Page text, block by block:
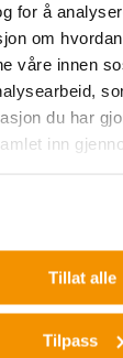
for å
om
våre innen
du har
inn
Tillat alle
Tilpass
nyhetsbrev